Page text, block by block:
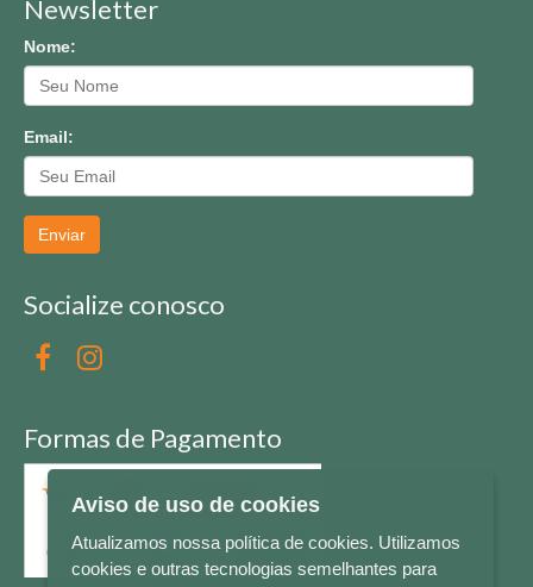
Newsletter
Nome:
Email:
Enviar
Socialize conosco
Formas de Pagamento
Aviso de uso de cookies
Atualizamos nossa política de cookies. Utilizamos
cookies e outras tecnologias semelhantes para